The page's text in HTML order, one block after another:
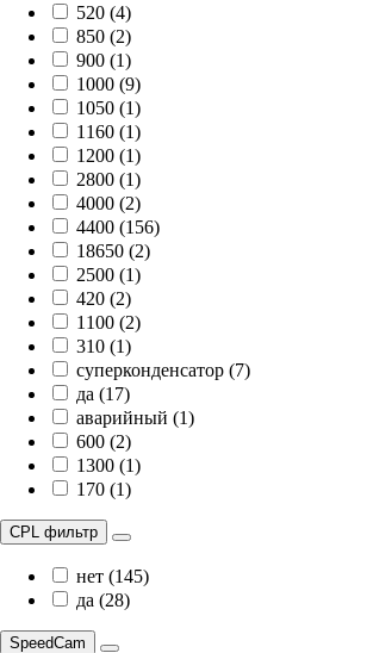
520 (4)
850 (2)
900 (1)
1000 (9)
1050 (1)
1160 (1)
1200 (1)
2800 (1)
4000 (2)
4400 (156)
18650 (2)
2500 (1)
420 (2)
1100 (2)
310 (1)
суперконденсатор (7)
да (17)
аварийный (1)
600 (2)
1300 (1)
170 (1)
CPL фильтр
нет (145)
да (28)
SpeedCam